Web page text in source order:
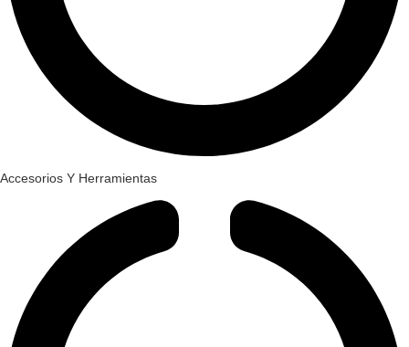
Accesorios Y Herramientas